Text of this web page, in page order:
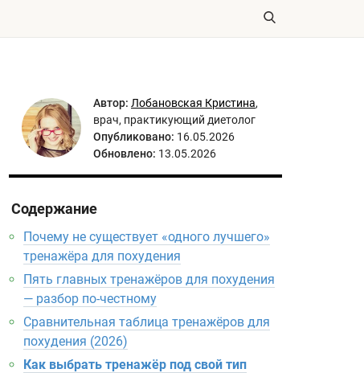
Автор: Лобановская Кристина,
врач, практикующий диетолог
Опубликовано: 16.05.2026
Обновлено: 13.05.2026
Содержание
Почему не существует «одного лучшего»
тренажёра для похудения
Пять главных тренажёров для похудения
— разбор по-честному
Сравнительная таблица тренажёров для
похудения (2026)
Как выбрать тренажёр под свой тип